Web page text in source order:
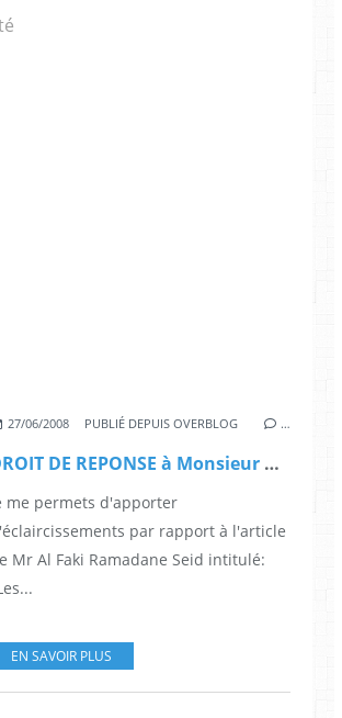
27/06/2008 PUBLIÉ DEPUIS OVERBLOG …
DROIT DE REPONSE à Monsieur Al Faki Ramadane Seid
me permets d'apporter
par rapport à l'article
Mr Al Faki Ramadane Seid intitulé:
EN SAVOIR PLUS